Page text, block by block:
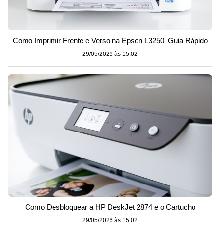
Como Imprimir Frente e Verso na Epson L3250: Guia Rápido
29/05/2026 às 15:02
Como Desbloquear a HP DeskJet 2874 e o Cartucho
29/05/2026 às 15:02